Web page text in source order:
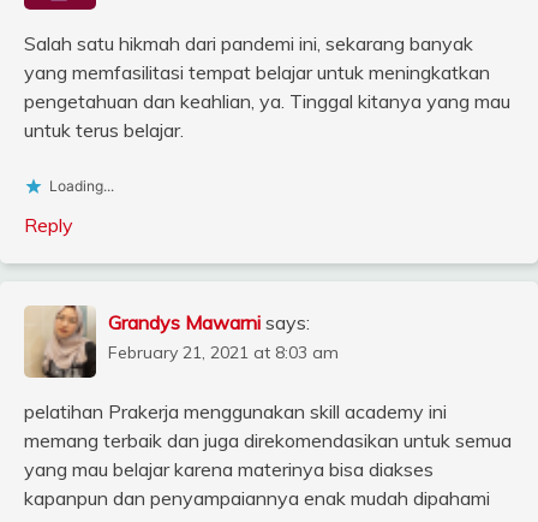
Salah satu hikmah dari pandemi ini, sekarang banyak
yang memfasilitasi tempat belajar untuk meningkatkan
pengetahuan dan keahlian, ya. Tinggal kitanya yang mau
untuk terus belajar.
Loading...
Reply
Grandys Mawarni says:
February 21, 2021 at 8:03 am
pelatihan Prakerja menggunakan skill academy ini
memang terbaik dan juga direkomendasikan untuk semua
yang mau belajar karena materinya bisa diakses
kapanpun dan penyampaiannya enak mudah dipahami